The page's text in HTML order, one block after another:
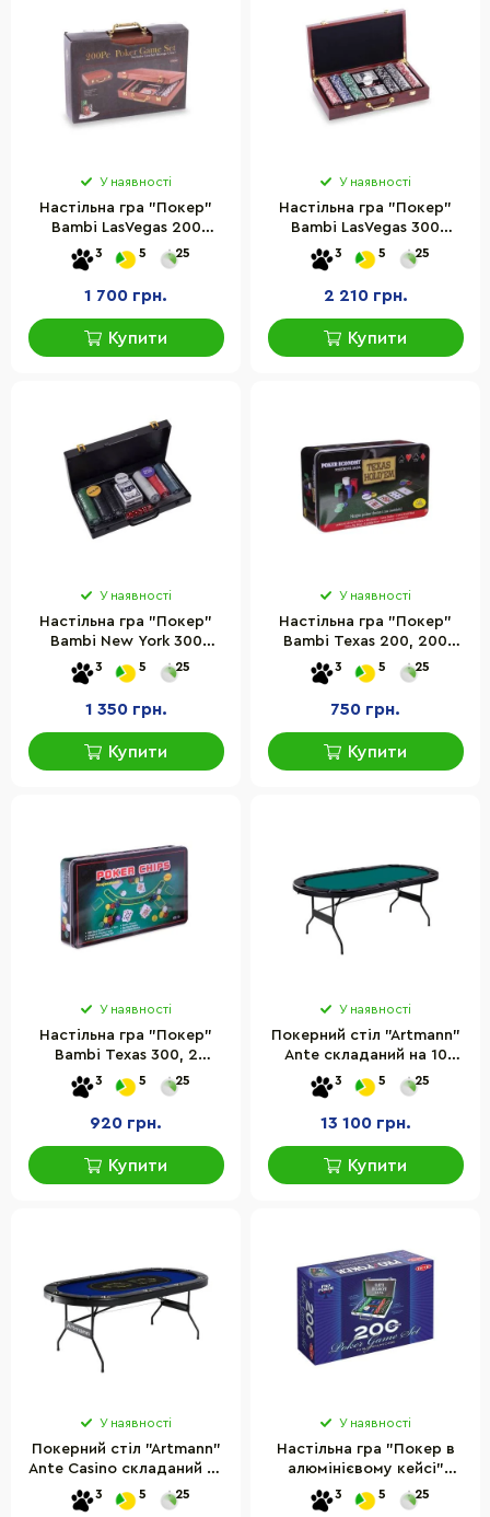
У наявності
Настільна гра "Покер"
Bambi LasVegas 200
фішок, 5 кубиків, фішка
дилера
3 5 25
1 700 грн.
Купити
У наявності
Настільна гра "Покер"
Bambi LasVegas 300
фішок, карти, кістки та
спеціальна фішка дилера
3 5 25
2 210 грн.
Купити
У наявності
Настільна гра "Покер"
Bambi New York 300
фішок, 5 гральних кісток
3 5 25
1 350 грн.
Купити
У наявності
Настільна гра "Покер"
Bambi Texas 200, 200
фішок, 90х60 см
3 5 25
750 грн.
Купити
У наявності
Настільна гра "Покер"
Bambi Texas 300, 2
колоди карт, 300 фішок,
сукно
3 5 25
920 грн.
Купити
У наявності
Покерний стіл "Artmann"
Ante складаний на 10
осіб, 213x106x76 см
3 5 25
13 100 грн.
Купити
У наявності
Покерний стіл "Artmann"
Ante Casino складаний на
10 осіб
3 5 25
У наявності
Настільна гра "Покер в
алюмінієвому кейсі"
Tactic 03090 фішки, 2
колоди карт, 5 гральних
3 5 25